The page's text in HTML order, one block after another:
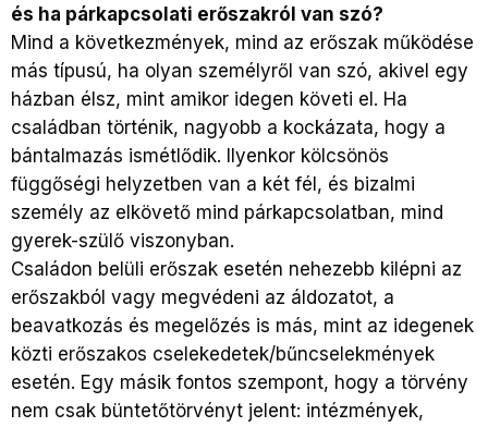
és ha párkapcsolati erőszakról van szó?
Mind a következmények, mind az erőszak működése
más típusú, ha olyan személyről van szó, akivel egy
házban élsz, mint amikor idegen követi el. Ha
családban történik, nagyobb a kockázata, hogy a
bántalmazás ismétlődik. Ilyenkor kölcsönös
függőségi helyzetben van a két fél, és bizalmi
személy az elkövető mind párkapcsolatban, mind
gyerek-szülő viszonyban.
Családon belüli erőszak esetén nehezebb kilépni az
erőszakból vagy megvédeni az áldozatot, a
beavatkozás és megelőzés is más, mint az idegenek
közti erőszakos cselekedetek/bűncselekmények
esetén. Egy másik fontos szempont, hogy a törvény
nem csak büntetőtörvényt jelent: intézmények,